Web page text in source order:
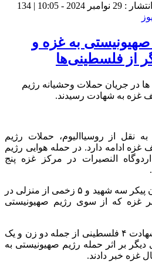
2024 - 10:05 |
134
به غزه و
از فلسطینی‌ها
در جریان حملات وحشیانه رژیم
غزه به شهادت رسیدند.
نقل از روسیاالیوم، حملات رژیم
ادامه دارد. در حمله هوایی رژیم
النصیرات در مرکز غزه پنج
کردن پیکر سه شهید و ۵ زخمی از منزلی در
غزه که از سوی رژیم صهیونیستی
همچنین منابع فلسطینی از شهادت ۴ فلسطینی از جمله دو زن و یک
بر اثر حمله رژیم صهیونیستی به
غزه خبر دادند.